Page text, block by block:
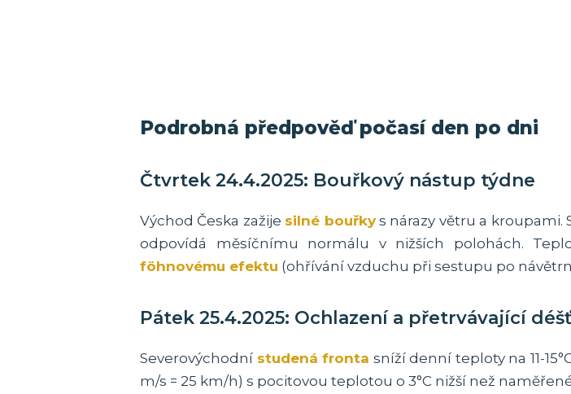
Podrobná předpověď počasí den po dni
Čtvrtek 24.4.2025: Bouřkový nástup týdne
Východ Česka zažije silné bouřkys nárazy větru a kroupami.
odpovídá měsíčnímu normálu v nižších polohách.
föhnovému efektu (ohřívání vzduchu při sestupu po
Pátek 25.4.2025: Ochlazení a přetrvávající déšť
Severovýchodní studená fronta sníží denní teploty na 11-
m/s = 25 km/h) s pocitovou teplotou o 3°C nižší než